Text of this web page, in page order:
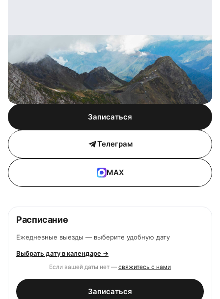
Записаться
Телеграм
MAX
Расписание
Ежедневные выезды — выберите удобную дату
Выбрать дату в календаре →
Если вашей даты нет — свяжитесь с нами
Записаться